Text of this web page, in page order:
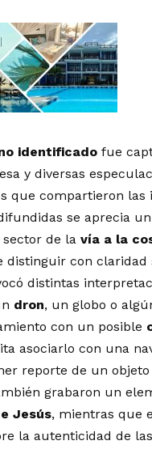
identificado fue
y diversas
que compartieron las
se aprecia
de la vía a la
distinguir con
distintas
dron, un globo o
con un posible
asociarlo con una
reporte de un
grabaron un
Jesús, mientras que
la autenticidad de